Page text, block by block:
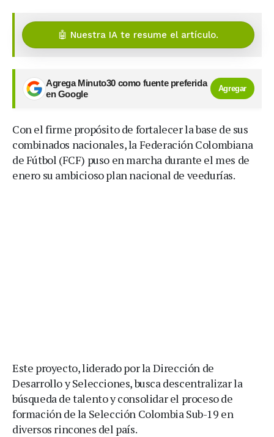
🤖 Nuestra IA te resume el artículo.
Agrega Minuto30 como fuente preferida
en Google
Agregar
Con el firme propósito de fortalecer la base de sus
combinados nacionales, la Federación Colombiana
de Fútbol (FCF) puso en marcha durante el mes de
enero su ambicioso plan nacional de veedurías.
Este proyecto, liderado por la Dirección de
Desarrollo y Selecciones, busca descentralizar la
búsqueda de talento y consolidar el proceso de
formación de la Selección Colombia Sub-19 en
diversos rincones del país.